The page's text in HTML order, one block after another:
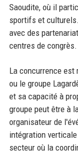
Saoudite, où il
sportifs et
avec des
centres de congrès.
La concurrence est
ou le groupe
et sa capacité à
groupe peut être à
organisateur de
intégration
secteur où la